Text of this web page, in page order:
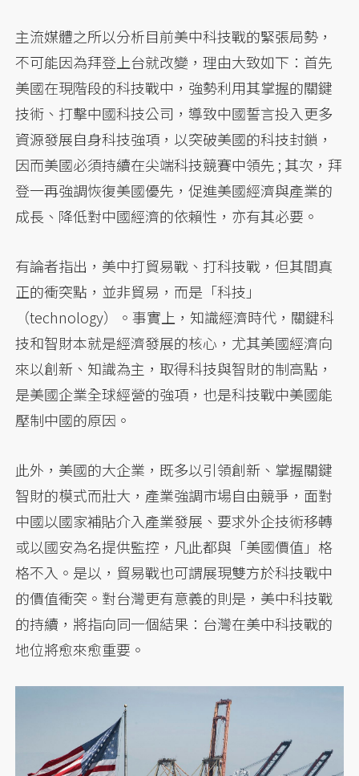
主流媒體之所以分析目前美中科技戰的緊張局勢，
不可能因為拜登上台就改變，理由大致如下：首先
美國在現階段的科技戰中，強勢利用其掌握的關鍵
技術、打擊中國科技公司，導致中國誓言投入更多
資源發展自身科技強項，以突破美國的科技封鎖，
因而美國必須持續在尖端科技競賽中領先 ; 其次，拜
登一再強調恢復美國優先，促進美國經濟與產業的
成長、降低對中國經濟的依賴性，亦有其必要。
有論者指出，美中打貿易戰、打科技戰，但其間真
正的衝突點，並非貿易，而是「科技」
（technology）。事實上，知識經濟時代，關鍵科
技和智財本就是經濟發展的核心，尤其美國經濟向
來以創新、知識為主，取得科技與智財的制高點，
是美國企業全球經營的強項，也是科技戰中美國能
壓制中國的原因。
此外，美國的大企業，既多以引領創新、掌握關鍵
智財的模式而壯大，產業強調市場自由競爭，面對
中國以國家補貼介入產業發展、要求外企技術移轉
或以國安為名提供監控，凡此都與「美國價值」格
格不入。是以，貿易戰也可謂展現雙方於科技戰中
的價值衝突。對台灣更有意義的則是，美中科技戰
的持續，將指向同一個結果：台灣在美中科技戰的
地位將愈來愈重要。